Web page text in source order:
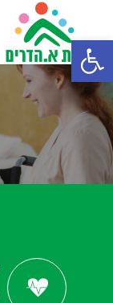
פתח סרגל נגישות